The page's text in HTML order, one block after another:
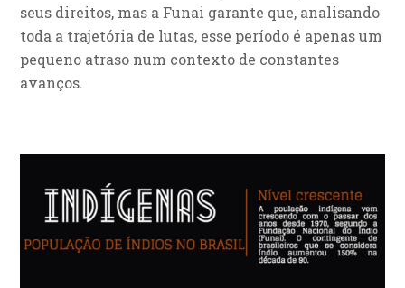
seus direitos, mas a Funai garante que, analisando
toda a trajetória de lutas, esse período é apenas um
pequeno atraso num contexto de constantes
avanços.